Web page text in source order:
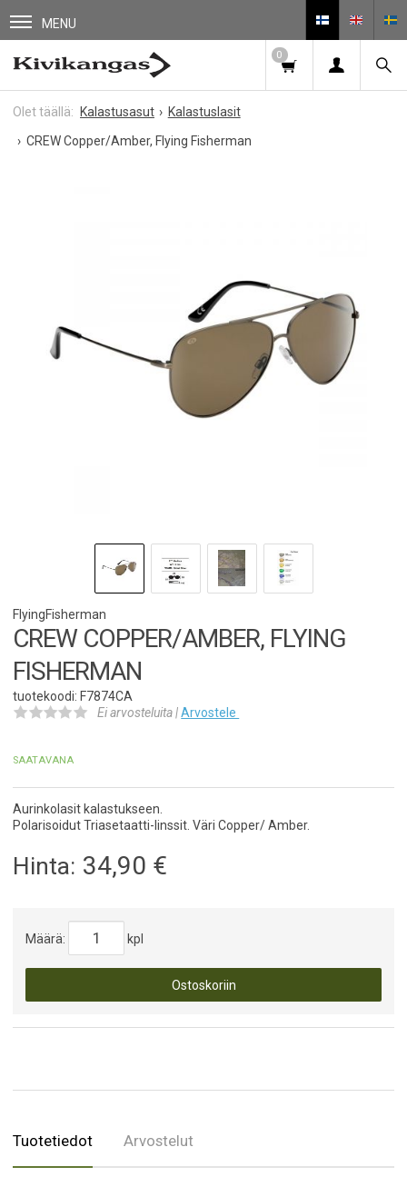
MENU
0
Kalastusasut
Kalastuslasit
CREW Copper/Amber, Flying Fisherman
FlyingFisherman
CREW COPPER/AMBER, FLYING
FISHERMAN
tuotekoodi: F7874CA
Ei arvosteluita |Arvostele
SAATAVANA
Aurinkolasit kalastukseen.
Polarisoidut Triasetaatti-linssit. Väri Copper/ Amber.
Hinta: 34,90 €
Määrä: kpl
Ostoskoriin
Tuotetiedot Arvostelut